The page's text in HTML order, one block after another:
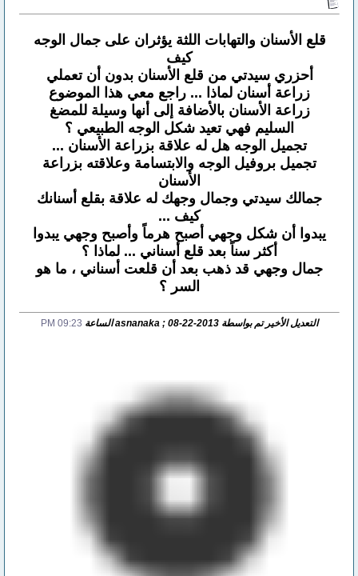
قلع الأسنان والتهابات اللثة يؤثران على جمال الوجه
كيف
أحزري سيدتي من قلع الأسنان بدون أن تعملي
زراعة أسنان لماذا ... راجع معي هذا الموضوع
زراعة الأسنان بالأضافة إلى أنها وسيلة للمضغ
السليم فهي تعيد شكل الوجه الطبيعي ؟
تجميل الوجه هل له علاقة بزراعة الأسنان ...
تجميل بروفيل الوجه والابتسامة وعلاقته بزراعة
الأسنان
جمالك سيدتي وجمال وجهك له علاقة بقلع أسنانك
كيف ...
يبدوا أن شكل وجهي أصبح هرماً وأصبح وجهي يبدوا
أكثر سناً بعد قلع أسناني ... لماذا ؟
جمال وجهي قد ذهب بعد أن قلعت أسناني ، ما هو
السر ؟
التعديل الأخير تم بواسطة asnanaka ; 08-22-2013 الساعة 09:23 PM